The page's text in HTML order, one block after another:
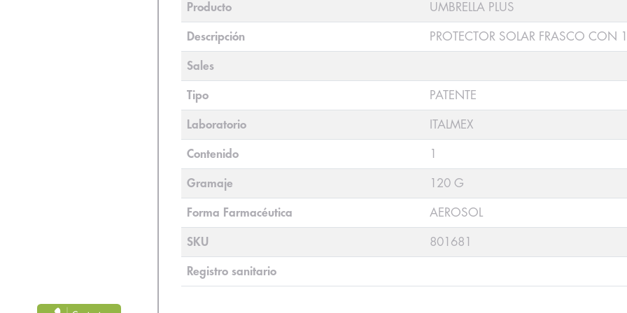
Producto UMBRELLA PLUS
Descripción PROTECTOR SOLAR FRASCO CON
Sales
Tipo PATENTE
Laboratorio ITALMEX
Contenido 1
Gramaje 120 G
Forma Farmacéutica AEROSOL
SKU 801681
Registro sanitario